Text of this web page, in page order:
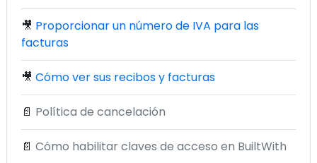
🎥 Proporcionar un número de IVA para las
facturas
🎥 Cómo ver sus recibos y facturas
📄 Política de cancelación
📄 Cómo habilitar claves de acceso en BuiltWith